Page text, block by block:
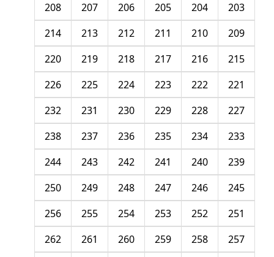
203
204
205
206
207
208
209
210
211
212
213
214
215
216
217
218
219
220
221
222
223
224
225
226
227
228
229
230
231
232
233
234
235
236
237
238
239
240
241
242
243
244
245
246
247
248
249
250
251
252
253
254
255
256
257
258
259
260
261
262